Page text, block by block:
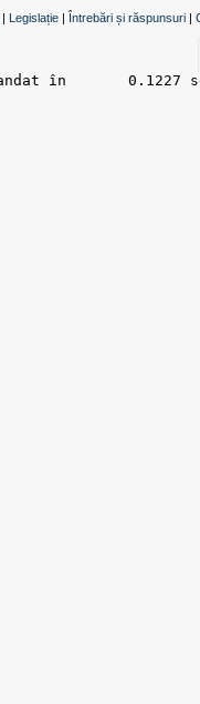
| Legislație | Întrebări și răspunsuri |
randat în